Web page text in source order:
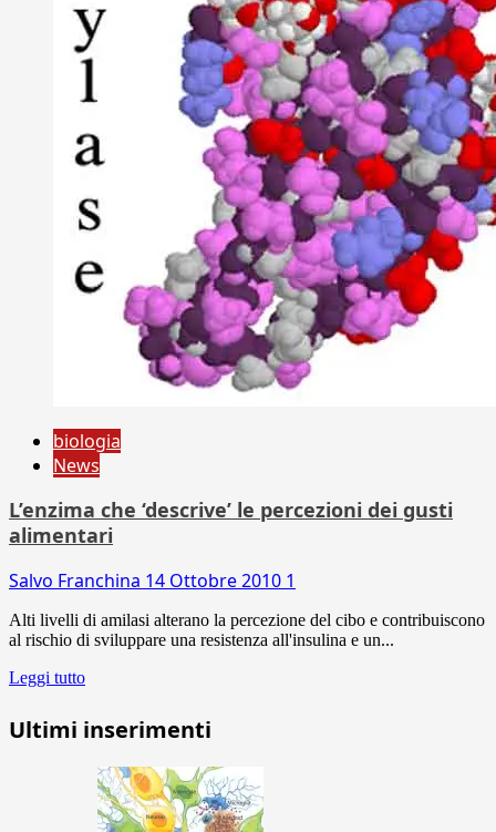
biologia
News
L’enzima che ‘descrive’ le percezioni dei gusti
alimentari
Salvo Franchina 14 Ottobre 2010 1
Alti livelli di amilasi alterano la percezione del cibo e contribuiscono
al rischio di sviluppare una resistenza all'insulina e un...
Leggi tutto
Ultimi inserimenti